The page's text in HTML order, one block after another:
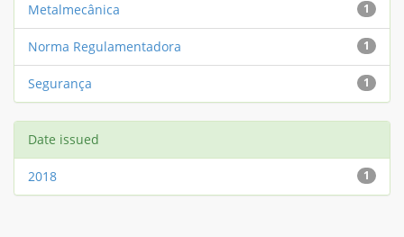
1
Metalmecânica
1
Norma Regulamentadora
1
Segurança
Date issued
1
2018